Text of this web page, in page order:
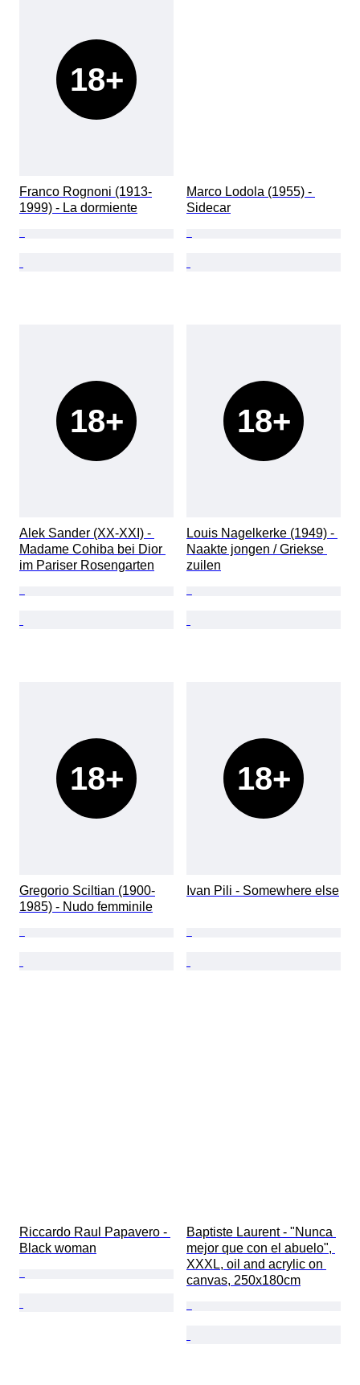
18+
Franco Rognoni (1913-
1999) - La dormiente
Marco Lodola (1955) -
Sidecar
18+
Alek Sander (XX-XXI) -
Madame Cohiba bei Dior
im Pariser Rosengarten
18+
Louis Nagelkerke (1949) -
Naakte jongen / Griekse
zuilen
18+
Gregorio Sciltian (1900-
1985) - Nudo femminile
18+
Ivan Pili - Somewhere else
Riccardo Raul Papavero -
Black woman
Baptiste Laurent - "Nunca
mejor que con el abuelo",
XXXL, oil and acrylic on
canvas, 250x180cm